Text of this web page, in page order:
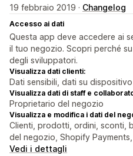
19 febbraio 2019 · Changelog
Accesso ai dati
Questa app deve accedere ai
il tuo negozio. Scopri perché su
degli sviluppatori.
Visualizza dati clienti:
Dati sensibili, dati su
Visualizza dati di staff e
Proprietario del negozio
Visualizza e modifica i dati del
Clienti, prodotti, ordini, sconti,
del negozio, Shopify
Vedi i dettagli